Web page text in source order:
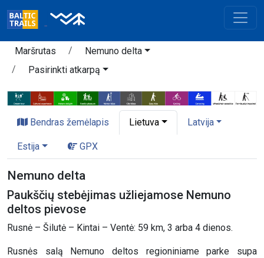
Maršrutas
Nemuno delta
Pasirinkti atkarpą
Bendras žemėlapis Lietuva Latvija
Estija GPX
Nemuno delta
Paukščių stebėjimas užliejamose Nemuno
deltos pievose
Rusnė – Šilutė – Kintai – Ventė: 59 km, 3 arba 4 dienos.
Rusnės salą Nemuno deltos regioniniame parke supa